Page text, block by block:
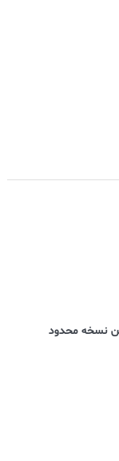
نسخه محدود